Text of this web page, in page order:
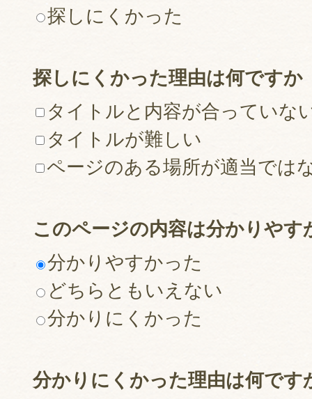
探しにくかった
探しにくかった理由は何ですか
タイトルと内容が合っていな
タイトルが難しい
ページのある場所が適当では
このページの内容は分かりやす
分かりやすかった
どちらともいえない
分かりにくかった
分かりにくかった理由は何です